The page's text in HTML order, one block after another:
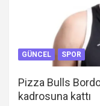
GÜNCEL SPOR
Pizza Bulls
kadrosuna kattı